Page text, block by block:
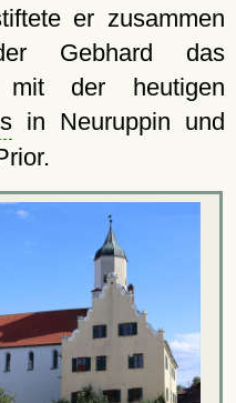
er zusammen
Gebhard das
mit der heutigen
in Neuruppin und